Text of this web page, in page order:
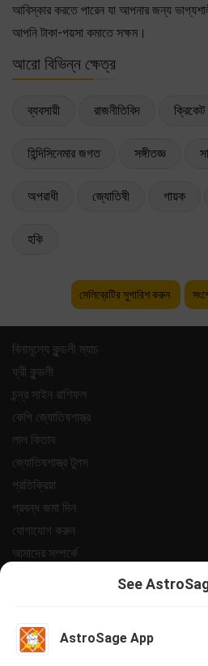
আবিস্কার করতে পারেন যা আপনার জন্য
আপনি টাকা-পয়সা কমাতে সক্ষম।
আরো বিভিন্ন ক্ষেত্র
ব্যবসায়ী রাজনীতিবিদ ক্রিকেট
হিন্দিসিনেমার জগত সঙ্গীতজ্ঞ
অপরাধী জ্যোতিষী গায়ক
হকি
সেলিব্রেটির সুপারিশ করুন
বিনামূল্যে কুন্ডলী ম্যাচ
ফ্রী কুন্ডলী
চন্দ্র সাইন রাশিফল
কেপি জ্যোতিষশাস্ত্র
লাল কিতাব
জ্যোতিষশাস্ত্র টুলস
প্রতিক্রিয়া
প্রবন্ধ জমা দিন
যোগাযোগ করুন
আমাদের সম্পর্কে
সহায়তা
See
AstroSage App